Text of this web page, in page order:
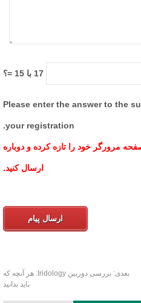
17با 15=؟
Please enter the answer to the
your registration.
مرورگر خود را تازه کرده و دوباره
ارسال کنید.
ارسال پیام
بعدی:
بررسی دوربین Iridology: هر آنچه که
باید بدانید